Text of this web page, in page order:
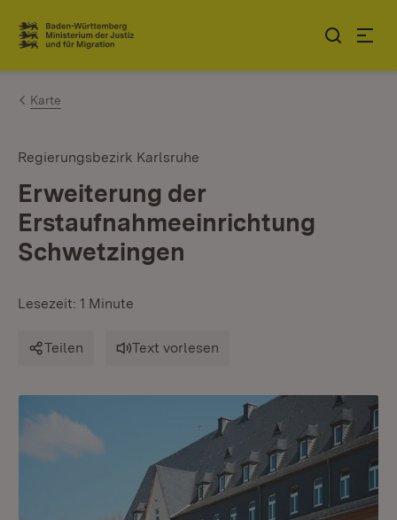
Zum Inhalt springen
Link zur Startseite
Karte
Regierungsbezirk Karlsruhe
Erweiterung der
Erstaufnahmeeinrichtung
Schwetzingen
Lesezeit: 1 Minute
Teilen Text vorlesen